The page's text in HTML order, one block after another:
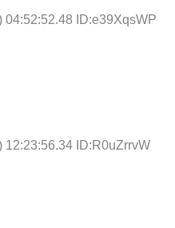
04:52:52.48 ID:e39XqsWP
12:23:56.34 ID:R0uZrrvW